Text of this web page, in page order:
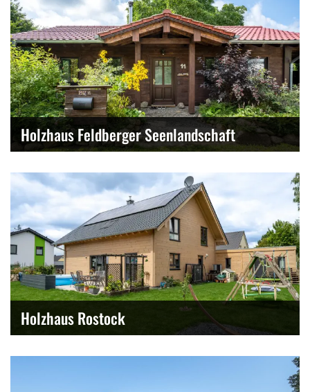
Holzhaus Feldberger Seenlandschaft
Holzhaus Rostock